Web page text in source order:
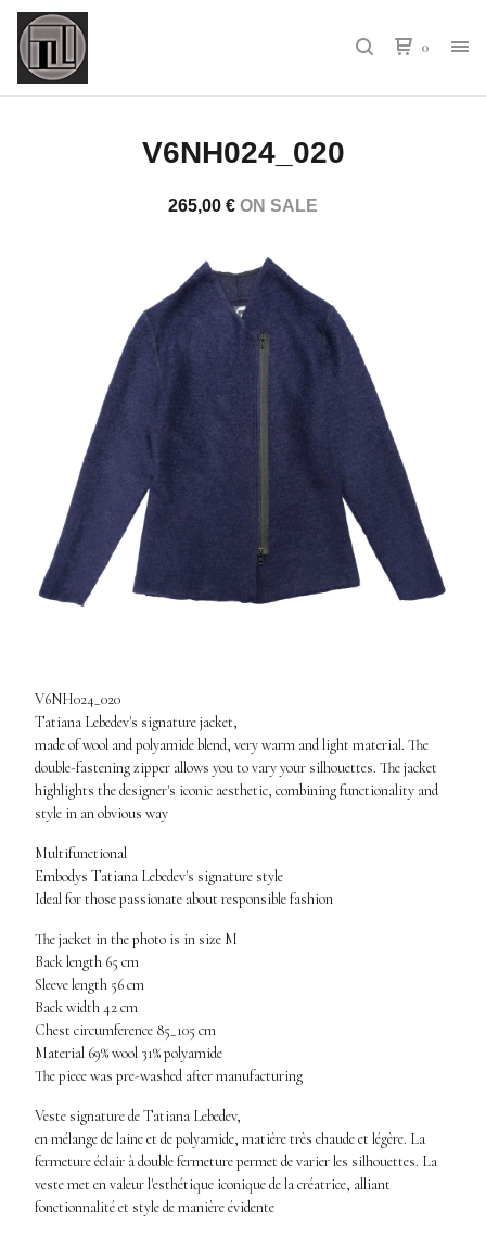
0
V6NH024_020
265,00 € ON SALE
V6NH024_020
Tatiana Lebedev's signature jacket,
made of wool and polyamide blend, very warm and light material. The
double-fastening zipper allows you to vary your silhouettes. The jacket
highlights the designer's iconic aesthetic, combining functionality and
style in an obvious way
Multifunctional
Embodys Tatiana Lebedev's signature style
Ideal for those passionate about responsible fashion
The jacket in the photo is in size M
Back length 65 cm
Sleeve length 56 cm
Back width 42 cm
Chest circumference 85_105 cm
Material 69% wool 31% polyamide
The piece was pre-washed after manufacturing
Veste signature de Tatiana Lebedev,
en mélange de laine et de polyamide, matière très chaude et légère. La
fermeture éclair à double fermeture permet de varier les silhouettes. La
veste met en valeur l'esthétique iconique de la créatrice, alliant
fonctionnalité et style de manière évidente